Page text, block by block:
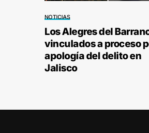
NOTICIAS
Los Alegres del
vinculados a proceso
apología del delito en
Jalisco